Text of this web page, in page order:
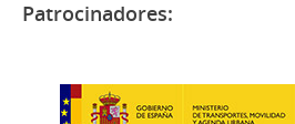
Patrocinadores: